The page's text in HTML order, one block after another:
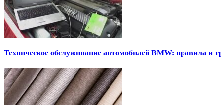
Техническое обслуживание автомобилей BMW: правила и